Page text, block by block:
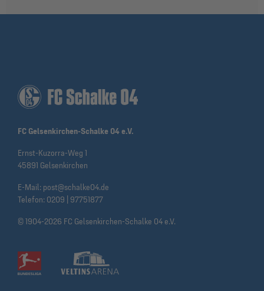
FC Gelsenkirchen-Schalke 04 e.V.
Ernst-Kuzorra-Weg 1
45891 Gelsenkirchen
E-Mail: post@schalke04.de
Telefon: 0209 | 97751877
© 1904-2026 FC Gelsenkirchen-Schalke 04 e.V.